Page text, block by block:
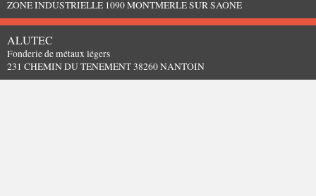
ZONE INDUSTRIELLE 1090 MONTMERLE SUR SAONE
ALUTEC
Fonderie de métaux légers
231 CHEMIN DU TENEMENT 38260 NANTOIN